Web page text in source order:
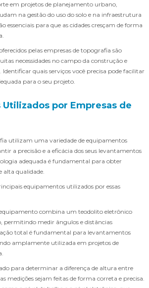
em projetos de planejamento urbano,
na gestão do uso do solo e na infraestrutura
essenciais para que as cidades cresçam de forma
pelas empresas de topografia são
necessidades no campo da construção e
quais serviços você precisa pode facilitar
para o seu projeto.
por Empresas de
utilizam uma variedade de equipamentos
a precisão e a eficácia dos seus levantamentos
adequada é fundamental para obter
alta qualidade.
equipamentos utilizados por essas
combina um teodolito eletrônico
permitindo medir ângulos e distâncias
total é fundamental para levantamentos
amplamente utilizada em projetos de
para determinar a diferença de altura entre
medições sejam feitas de forma correta e precisa.